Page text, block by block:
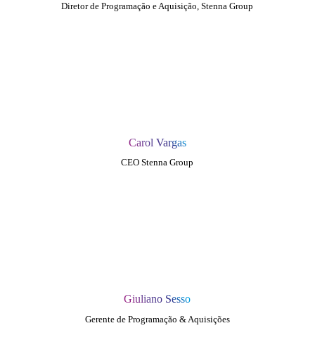
Diretor de Programação e Aquisição, Stenna Group
Carol Vargas
CEO Stenna Group
Giuliano Sesso
Gerente de Programação & Aquisições